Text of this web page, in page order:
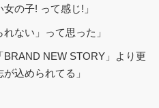
の子! って感じ!」
ない」って思った」
NEW STORY」より更
込められてる」